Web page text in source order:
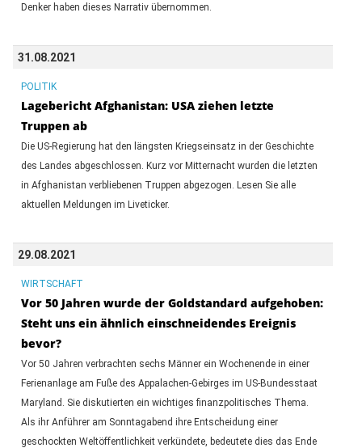
Denker haben dieses Narrativ übernommen.
31.08.2021
POLITIK
Lagebericht Afghanistan: USA ziehen letzte
Truppen ab
Die US-Regierung hat den längsten Kriegseinsatz in der Geschichte
des Landes abgeschlossen. Kurz vor Mitternacht wurden die letzten
in Afghanistan verbliebenen Truppen abgezogen. Lesen Sie alle
aktuellen Meldungen im Liveticker.
29.08.2021
WIRTSCHAFT
Vor 50 Jahren wurde der Goldstandard aufgehoben:
Steht uns ein ähnlich einschneidendes Ereignis
bevor?
Vor 50 Jahren verbrachten sechs Männer ein Wochenende in einer
Ferienanlage am Fuße des Appalachen-Gebirges im US-Bundesstaat
Maryland. Sie diskutierten ein wichtiges finanzpolitisches Thema.
Als ihr Anführer am Sonntagabend ihre Entscheidung einer
geschockten Weltöffentlichkeit verkündete, bedeutete dies das Ende